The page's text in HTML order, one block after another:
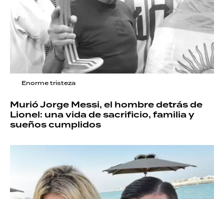
Enorme tristeza
Murió Jorge Messi, el hombre detrás de
Lionel: una vida de sacrificio, familia y
sueños cumplidos